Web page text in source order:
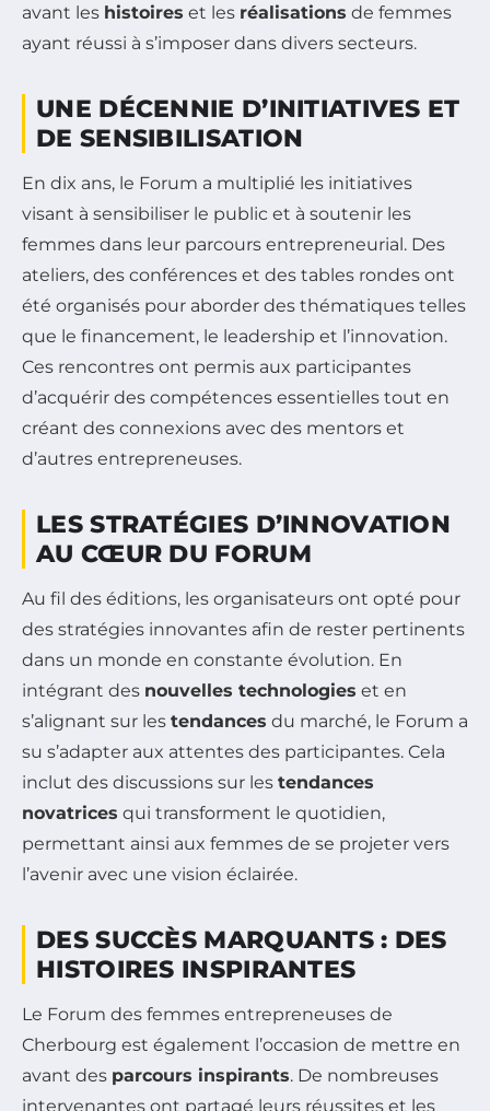
avant les histoires et les réalisations de femmes
ayant réussi à s’imposer dans divers secteurs.
UNE DÉCENNIE D’INITIATIVES ET
DE SENSIBILISATION
En dix ans, le Forum a multiplié les initiatives
visant à sensibiliser le public et à soutenir les
femmes dans leur parcours entrepreneurial. Des
ateliers, des conférences et des tables rondes ont
été organisés pour aborder des thématiques telles
que le financement, le leadership et l’innovation.
Ces rencontres ont permis aux participantes
d’acquérir des compétences essentielles tout en
créant des connexions avec des mentors et
d’autres entrepreneuses.
LES STRATÉGIES D’INNOVATION
AU CŒUR DU FORUM
Au fil des éditions, les organisateurs ont opté pour
des stratégies innovantes afin de rester pertinents
dans un monde en constante évolution. En
intégrant des nouvelles technologies et en
s’alignant sur les tendances du marché, le Forum a
su s’adapter aux attentes des participantes. Cela
inclut des discussions sur les tendances
novatrices qui transforment le quotidien,
permettant ainsi aux femmes de se projeter vers
l’avenir avec une vision éclairée.
DES SUCCÈS MARQUANTS : DES
HISTOIRES INSPIRANTES
Le Forum des femmes entrepreneuses de
Cherbourg est également l’occasion de mettre en
avant des parcours inspirants. De nombreuses
intervenantes ont partagé leurs réussites et les